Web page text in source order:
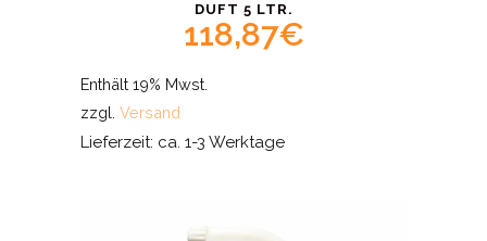
DUFT 5 LTR.
118,87€
Enthält 19% Mwst.
zzgl. Versand
Lieferzeit: ca. 1-3 Werktage